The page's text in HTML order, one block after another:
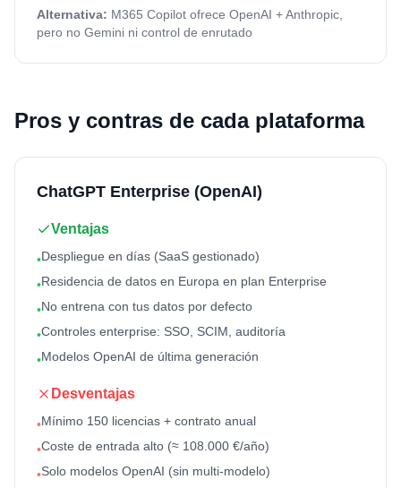
Alternativa: M365 Copilot ofrece OpenAI + Anthropic,
pero no Gemini ni control de enrutado
Pros y contras de cada plataforma
ChatGPT Enterprise (OpenAI)
Ventajas
•Despliegue en días (SaaS gestionado)
•Residencia de datos en Europa en plan Enterprise
•No entrena con tus datos por defecto
•Controles enterprise: SSO, SCIM, auditoría
•Modelos OpenAI de última generación
Desventajas
•Mínimo 150 licencias + contrato anual
•Coste de entrada alto (≈ 108.000 €/año)
•Solo modelos OpenAI (sin multi-modelo)